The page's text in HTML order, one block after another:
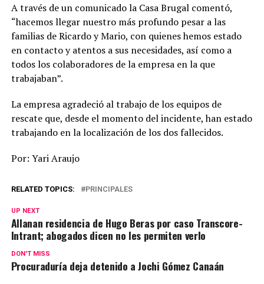
A través de un comunicado la Casa Brugal comentó,
“hacemos llegar nuestro más profundo pesar a las
familias de Ricardo y Mario, con quienes hemos estado
en contacto y atentos a sus necesidades, así como a
todos los colaboradores de la empresa en la que
trabajaban”.
La empresa agradeció al trabajo de los equipos de
rescate que, desde el momento del incidente, han estado
trabajando en la localización de los dos fallecidos.
Por: Yari Araujo
RELATED TOPICS: PRINCIPALES
UP NEXT
Allanan residencia de Hugo Beras por caso Transcore-
Intrant; abogados dicen no les permiten verlo
DON'T MISS
Procuraduría deja detenido a Jochi Gómez Canaán